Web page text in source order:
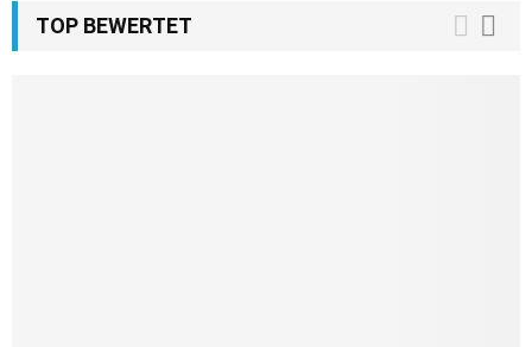
TOP BEWERTET